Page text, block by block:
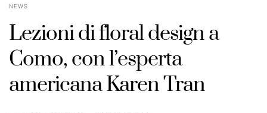
NEWS
Lezioni di floral design a
Como, con l’esperta
americana Karen Tran